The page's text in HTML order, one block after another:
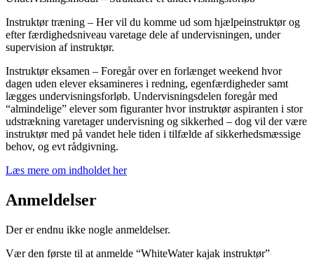
Instruktør træning – Her vil du komme ud som hjælpeinstruktør og
efter færdighedsniveau varetage dele af undervisningen, under
supervision af instruktør.
Instruktør eksamen – Foregår over en forlænget weekend hvor
dagen uden elever eksamineres i redning, egenfærdigheder samt
lægges undervisningsforløb. Undervisningsdelen foregår med
“almindelige” elever som figuranter hvor instruktør aspiranten i stor
udstrækning varetager undervisning og sikkerhed – dog vil der være
instruktør med på vandet hele tiden i tilfælde af sikkerhedsmæssige
behov, og evt rådgivning.
Læs mere om indholdet her
Anmeldelser
Der er endnu ikke nogle anmeldelser.
Vær den første til at anmelde “WhiteWater kajak instruktør”